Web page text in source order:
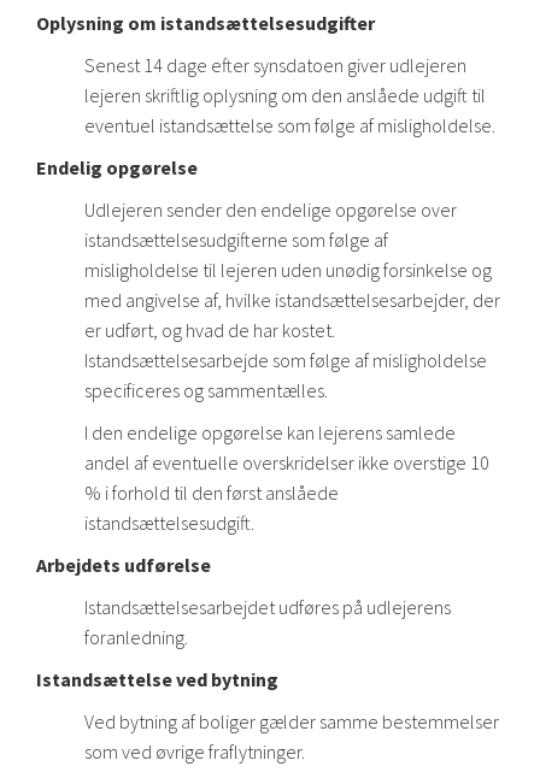
Oplysning om istandsættelsesudgifter
Senest 14 dage efter synsdatoen giver udlejeren
lejeren skriftlig oplysning om den anslåede udgift til
eventuel istandsættelse som følge af misligholdelse.
Endelig opgørelse
Udlejeren sender den endelige opgørelse over
istandsættelsesudgifterne som følge af
misligholdelse til lejeren uden unødig forsinkelse og
med angivelse af, hvilke istandsættelsesarbejder, der
er udført, og hvad de har kostet.
Istandsættelsesarbejde som følge af misligholdelse
specificeres og sammentælles.
I den endelige opgørelse kan lejerens samlede
andel af eventuelle overskridelser ikke overstige 10
% i forhold til den først anslåede
istandsættelsesudgift.
Arbejdets udførelse
Istandsættelsesarbejdet udføres på udlejerens
foranledning.
Istandsættelse ved bytning
Ved bytning af boliger gælder samme bestemmelser
som ved øvrige fraflytninger.